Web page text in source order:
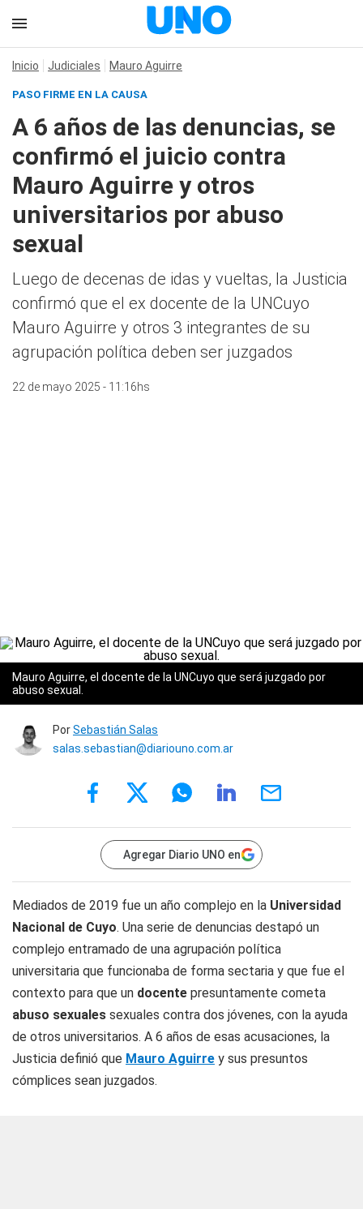
Inicio Judiciales Mauro Aguirre
PASO FIRME EN LA CAUSA
A 6 años de las denuncias, se
confirmó el juicio contra
Mauro Aguirre y otros
universitarios por abuso
sexual
Luego de decenas de idas y vueltas, la Justicia
confirmó que el ex docente de la UNCuyo
Mauro Aguirre y otros 3 integrantes de su
agrupación política deben ser juzgados
22 de mayo 2025 - 11:16hs
Mauro Aguirre, el docente de la UNCuyo que será juzgado por
abuso sexual.
PorSebastián Salas
salas.sebastian@diariouno.com.ar
Agregar Diario UNO en
Mediados de 2019 fue un año complejo en la Universidad
Nacional de Cuyo. Una serie de denuncias destapó un
complejo entramado de una agrupación política
universitaria que funcionaba de forma sectaria y que fue el
contexto para que un docente presuntamente cometa
abuso sexuales sexuales contra dos jóvenes, con la ayuda
de otros universitarios. A 6 años de esas acusaciones, la
Justicia definió que Mauro Aguirre y sus presuntos
cómplices sean juzgados.